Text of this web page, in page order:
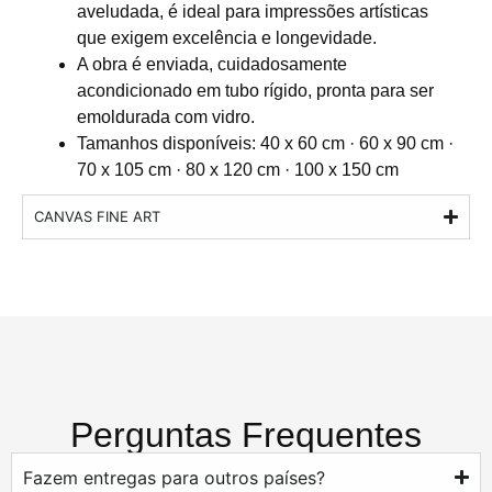
aveludada, é ideal para impressões artísticas
que exigem excelência e longevidade.
A obra é enviada, cuidadosamente
acondicionado em tubo rígido, pronta para ser
emoldurada com vidro.
Tamanhos disponíveis: 40 x 60 cm · 60 x 90 cm ·
70 x 105 cm · 80 x 120 cm · 100 x 150 cm
CANVAS FINE ART
Perguntas Frequentes
Fazem entregas para outros países?